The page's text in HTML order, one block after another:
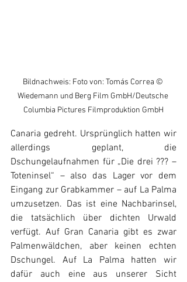
Bildnachweis: Foto von: Tomás Correa ©
Wiedemann und Berg Film GmbH/Deutsche
Columbia Pictures Filmproduktion GmbH
Canaria gedreht. Ursprünglich hatten wir
allerdings geplant, die
Dschungelaufnahmen für „Die drei ??? –
Toteninsel“ – also das Lager vor dem
Eingang zur Grabkammer – auf La Palma
umzusetzen. Das ist eine Nachbarinsel,
die tatsächlich über dichten Urwald
verfügt. Auf Gran Canaria gibt es zwar
Palmenwäldchen, aber keinen echten
Dschungel. Auf La Palma hatten wir
dafür auch eine aus unserer Sicht